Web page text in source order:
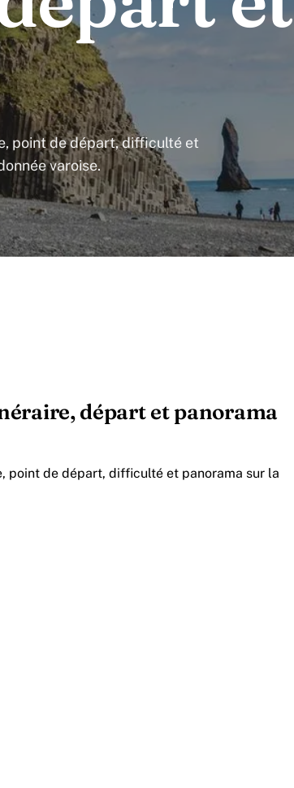
point de départ, difficulté et
varoise.
départ et panorama
point de départ, difficulté et panorama sur la